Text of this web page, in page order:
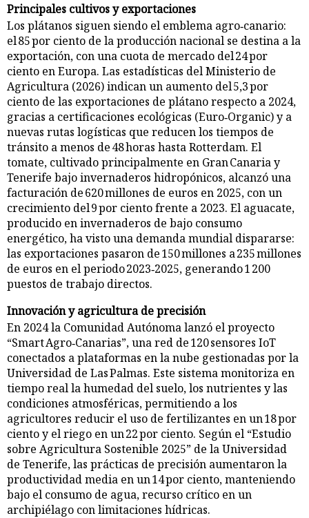
Principales cultivos y exportaciones
Los plátanos siguen siendo el emblema agro‑canario:
el 85 por ciento de la producción nacional se destina a la
exportación, con una cuota de mercado del 24 por
ciento en Europa. Las estadísticas del Ministerio de
Agricultura (2026) indican un aumento del 5,3 por
ciento de las exportaciones de plátano respecto a 2024,
gracias a certificaciones ecológicas (Euro‑Organic) y a
nuevas rutas logísticas que reducen los tiempos de
tránsito a menos de 48 horas hasta Rotterdam. El
tomate, cultivado principalmente en Gran Canaria y
Tenerife bajo invernaderos hidropónicos, alcanzó una
facturación de 620 millones de euros en 2025, con un
crecimiento del 9 por ciento frente a 2023. El aguacate,
producido en invernaderos de bajo consumo
energético, ha visto una demanda mundial dispararse:
las exportaciones pasaron de 150 millones a 235 millones
de euros en el periodo 2023‑2025, generando 1 200
puestos de trabajo directos.
Innovación y agricultura de precisión
En 2024 la Comunidad Autónoma lanzó el proyecto
“Smart Agro‑Canarias”, una red de 120 sensores IoT
conectados a plataformas en la nube gestionadas por la
Universidad de Las Palmas. Este sistema monitoriza en
tiempo real la humedad del suelo, los nutrientes y las
condiciones atmosféricas, permitiendo a los
agricultores reducir el uso de fertilizantes en un 18 por
ciento y el riego en un 22 por ciento. Según el “Estudio
sobre Agricultura Sostenible 2025” de la Universidad
de Tenerife, las prácticas de precisión aumentaron la
productividad media en un 14 por ciento, manteniendo
bajo el consumo de agua, recurso crítico en un
archipiélago con limitaciones hídricas.